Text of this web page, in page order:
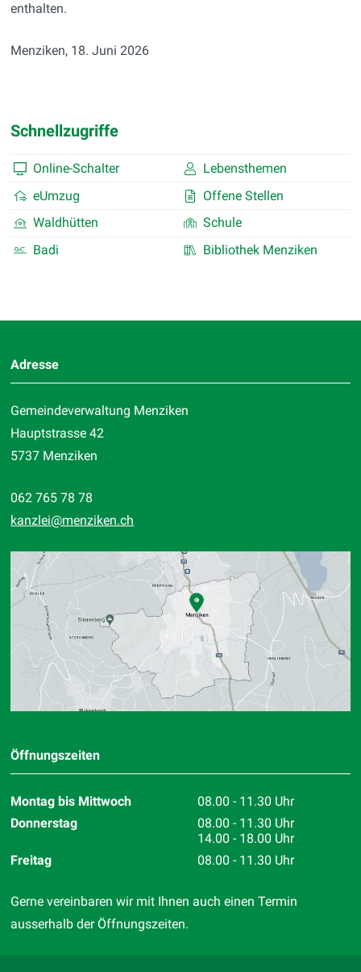
enthalten.
Menziken, 18. Juni 2026
Schnellzugriffe
Online-Schalter
Lebensthemen
eUmzug
Offene Stellen
Waldhütten
Schule
Badi
Bibliothek Menziken
Adresse
Gemeindeverwaltung Menziken
Hauptstrasse 42
5737 Menziken
062 765 78 78
kanzlei@menziken.ch
Öffnungszeiten
Montag bis Mittwoch
08.00 - 11.30 Uhr
Donnerstag
08.00 - 11.30 Uhr
14.00 - 18.00 Uhr
Freitag
08.00 - 11.30 Uhr
Gerne vereinbaren wir mit Ihnen auch einen Termin
ausserhalb der Öffnungszeiten.
Standort